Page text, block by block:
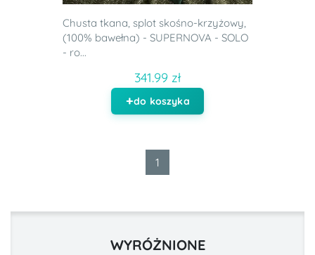
Chusta tkana, splot skośno-krzyżowy,
(100% bawełna) - SUPERNOVA - SOLO
- ro...
341.99 zł
do koszyka
1
WYRÓŻNIONE